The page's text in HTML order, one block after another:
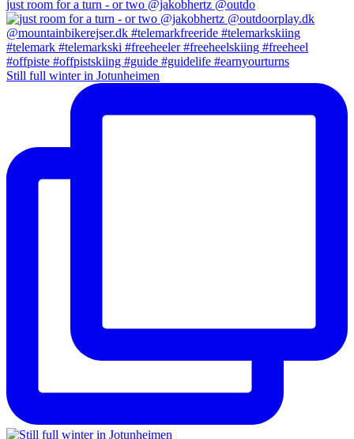
just room for a turn - or two @jakobhertz @outdo
Still full winter in Jotunheimen